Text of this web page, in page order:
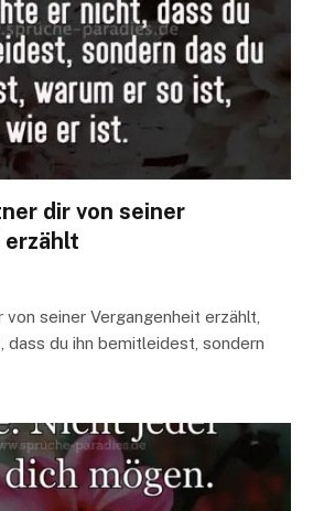
dir von seiner
von seiner Vergangenheit erzählt,
dass du ihn bemitleidest, sondern